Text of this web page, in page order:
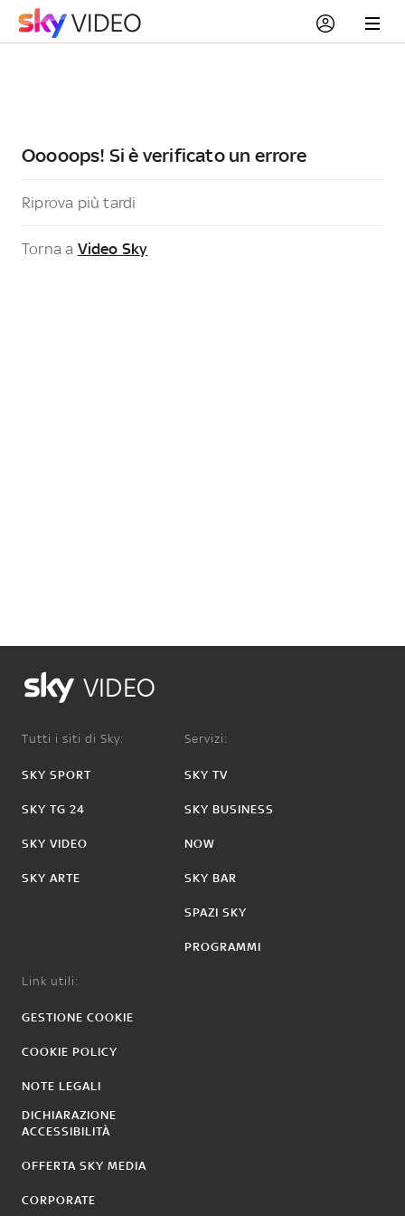
Ooooops! Si è verificato un errore
Riprova più tardi
Torna a Video Sky
VIDEO
Tutti i siti di Sky:
SKY SPORT
SKY TG 24
SKY VIDEO
SKY ARTE
Servizi:
SKY TV
SKY BUSINESS
NOW
SKY BAR
SPAZI SKY
PROGRAMMI
Link utili:
GESTIONE COOKIE
COOKIE POLICY
NOTE LEGALI
DICHIARAZIONE
ACCESSIBILITÀ
OFFERTA SKY MEDIA
CORPORATE